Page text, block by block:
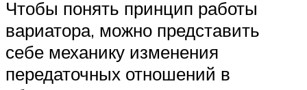
Чтобы понять принцип работы
вариатора, можно представить
себе механику изменения
передаточных отношений в